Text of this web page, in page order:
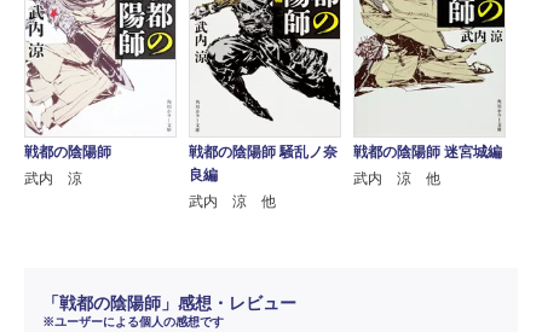
戦都の陰陽師
武内 涼
戦都の陰陽師 騒乱ノ奈
良編
武内 涼 他
戦都の陰陽師 迷宮城編
武内 涼 他
「戦都の陰陽師」感想・レビュー
※ユーザーによる個人の感想です